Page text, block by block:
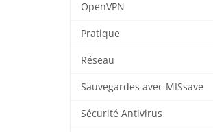
OpenVPN
Pratique
Réseau
Sauvegardes avec MISsave
Sécurité Antivirus